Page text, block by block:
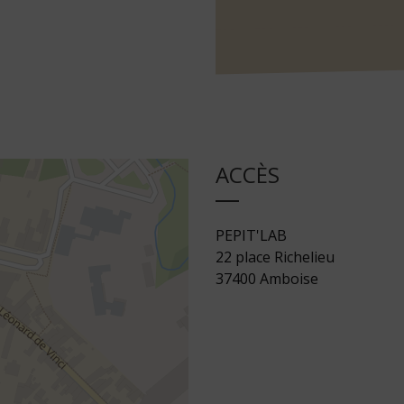
ACCÈS
PEPIT'LAB
22 place Richelieu
37400 Amboise